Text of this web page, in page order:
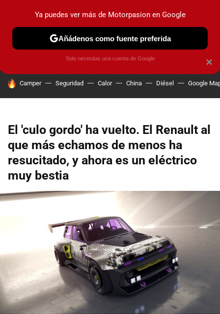
PRUEBAS COCHES ELÉCTRICOS OBSERVATORIO
HOY SE HABLA DE
Camper Seguridad Calor China Diésel Google
El 'culo gordo' ha vuelto. El Renault al
que más echamos de menos ha
resucitado, y ahora es un eléctrico
muy bestia
×
Ya puedes ver más de Motorpasion en Google
Añádenos como fuente preferida
Solo necesitas una cuenta de Google